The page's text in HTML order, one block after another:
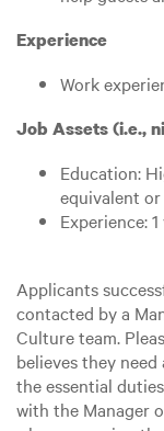
Experience
Work
Job Assets (i.e.,
Education:
equivalent
Experience:
Applicants
contacted by a
Culture team.
believes they
the essential
with the Manager